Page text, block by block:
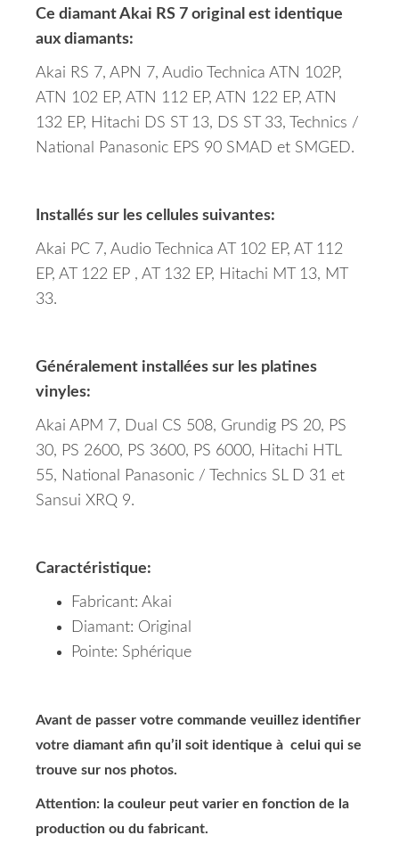
Ce diamant Akai RS 7 original est identique
aux diamants:
Akai RS 7, APN 7, Audio Technica ATN 102P,
ATN 102 EP, ATN 112 EP, ATN 122 EP, ATN
132 EP, Hitachi DS ST 13, DS ST 33, Technics /
National Panasonic EPS 90 SMAD et SMGED.
Installés sur les cellules suivantes:
Akai PC 7, Audio Technica AT 102 EP, AT 112
EP, AT 122 EP , AT 132 EP, Hitachi MT 13, MT
33.
Généralement installées sur les platines
vinyles:
Akai APM 7, Dual CS 508, Grundig PS 20, PS
30, PS 2600, PS 3600, PS 6000, Hitachi HTL
55, National Panasonic / Technics SL D 31 et
Sansui XRQ 9.
Caractéristique:
Fabricant: Akai
Diamant: Original
Pointe: Sphérique
Avant de passer votre commande veuillez identifier
votre diamant afin qu’il soit identique à celui qui se
trouve sur nos photos.
Attention: la couleur peut varier en fonction de la
production ou du fabricant.